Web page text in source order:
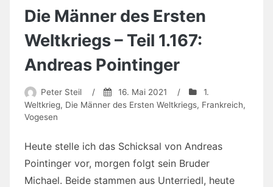
Die Männer des Ersten
Weltkriegs – Teil 1.167:
Andreas Pointinger
Peter Steil / 16. Mai 2021 /
1.
Weltkrieg, Die Männer des Ersten Weltkriegs, Frankreich,
Vogesen
Heute stelle ich das Schicksal von Andreas
Pointinger vor, morgen folgt sein Bruder
Michael. Beide stammen aus Unterriedl, heute